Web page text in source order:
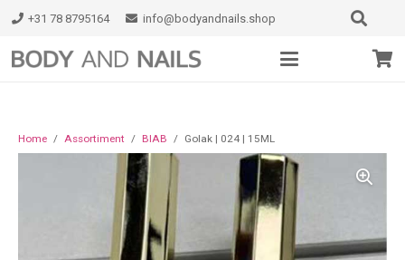
+31 78 8795164 info@bodyandnails.shop
Home / Assortiment / BIAB / Golak | 024 | 15ML